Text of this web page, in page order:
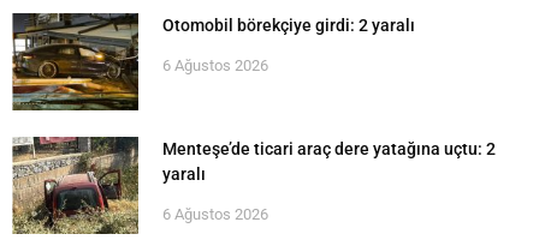
Otomobil börekçiye girdi: 2 yaralı
6 Ağustos 2026
Menteşe’de ticari araç dere yatağına uçtu: 2
yaralı
6 Ağustos 2026